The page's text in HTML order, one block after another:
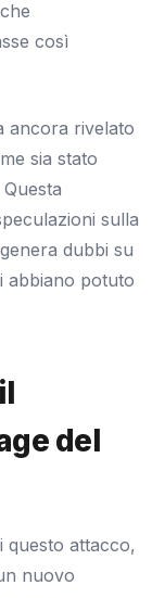
così
ancora rivelato
sia stato
sulla
dubbi su
abbiano potuto
del
questo attacco,
nuovo